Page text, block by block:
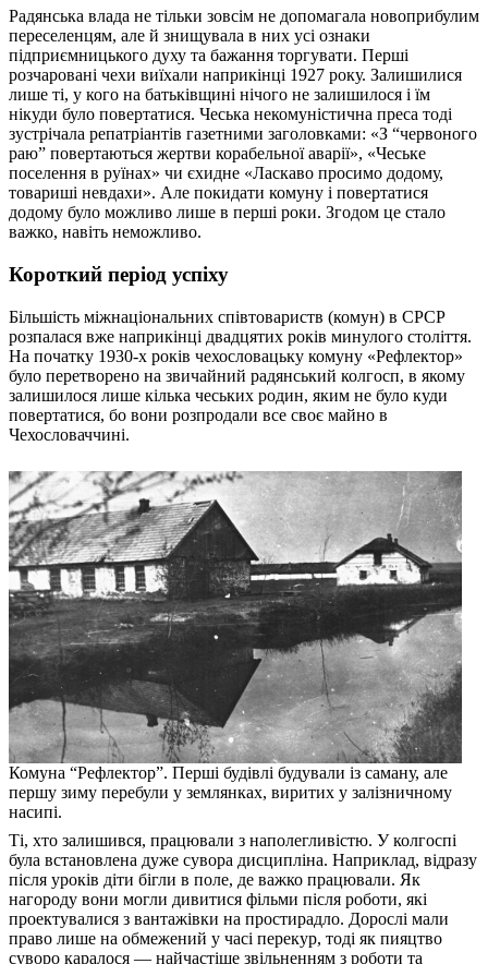
Радянська влада не тільки зовсім не допомагала новоприбулим
переселенцям, але й знищувала в них усі ознаки
підприємницького духу та бажання торгувати. Перші
розчаровані чехи виїхали наприкінці 1927 року. Залишилися
лише ті, у кого на батьківщині нічого не залишилося і їм
нікуди було повертатися. Чеська некомуністична преса тоді
зустрічала репатріантів газетними заголовками: «З “червоного
раю” повертаються жертви корабельної аварії», «Чеське
поселення в руїнах» чи єхидне «Ласкаво просимо додому,
товариші невдахи». Але покидати комуну і повертатися
додому було можливо лише в перші роки. Згодом це стало
важко, навіть неможливо.
Короткий період успіху
Більшість міжнаціональних співтовариств (комун) в СРСР
розпалася вже наприкінці двадцятих років минулого століття.
На початку 1930-х років чехословацьку комуну «Рефлектор»
було перетворено на звичайний радянський колгосп, в якому
залишилося лише кілька чеських родин, яким не було куди
повертатися, бо вони розпродали все своє майно в
Чехословаччині.
Комуна “Рефлектор”. Перші будівлі будували із саману, але
першу зиму перебули у землянках, виритих у залізничному
насипі.
Ті, хто залишився, працювали з наполегливістю. У колгоспі
була встановлена дуже сувора дисципліна. Наприклад, відразу
після уроків діти бігли в поле, де важко працювали. Як
нагороду вони могли дивитися фільми після роботи, які
проектувалися з вантажівки на простирадло. Дорослі мали
право лише на обмежений у часі перекур, тоді як пияцтво
суворо каралося — найчастіше звільненням з роботи та